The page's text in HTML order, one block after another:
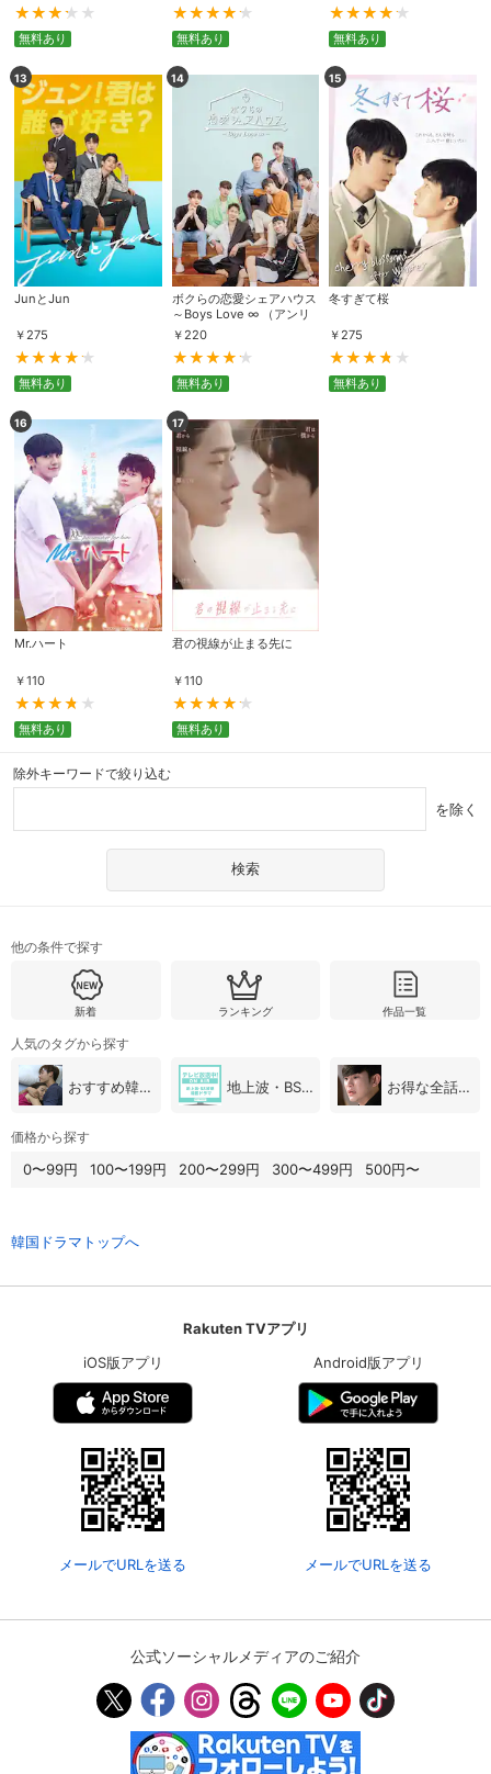
会員設定 会員情報
会員情報変更
基本情報、本人連絡先、パスワード 、クレ
ジットカード情報の変更が可能です。
決済方法変更 決済方法の変更が可能です。
購入明細 ４ヵ月分の購入明細の確認が可能です。
Myクーポン
現在獲得済みのお得なクーポンを確認でき
ます。
購入履歴
レンタル、購入、定額見放題の購入履歴の
確認が可能です。こちらから視聴いただく
と便利です。
お気に入り
お気に入りに登録した作品を確認できま
す。お気に入りに追加した作品の削除も可
能です。
閲覧履歴
サイト内で表示される作品の表示制限が可
視聴デバイス一覧
視聴年齢制限の変更時にパスコード入力が
メルマガ
メルマガの配信停止、配信先のメールアド
レスの変更が可能です。
定額見放題解約
可能です。
無料あり 無料あり 無料あり
13
JunとJun
￥275
無料あり
14
ボクらの恋愛シェアハウス
～Boys Love ∞ （アンリ
ミテッド）～
￥220
無料あり
15
冬すぎて桜
￥275
無料あり
16
Mr.ハート
￥110
無料あり
17
君の視線が止まる先に
￥110
無料あり
除外キーワードで絞り込む
を除く
他の条件で探す
新着 ランキング 作品一覧
人気のタグから探す
おすすめ韓国ドラマ 地上波・BS放送（韓国ドラマ） お得な全話パック
価格から探す
0〜99円 100〜199円 200〜299円 300〜499円 500円〜
韓国ドラマトップへ
Rakuten TVアプリ
iOS版アプリ
メールでURLを送る
Android版アプリ
メールでURLを送る
公式ソーシャルメディアのご紹介